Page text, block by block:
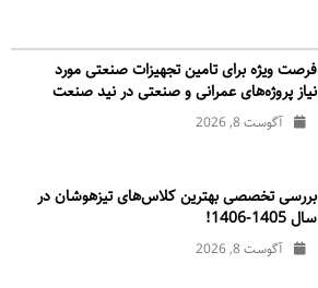
فرصت ویژه برای تامین تجهیزات صنعتی مورد
نیاز پروژه‌های عمرانی و صنعتی در نید صنعت
آگوست 8, 2026
بررسی تخصصی بهترین کلاس‌های تیزهوشان در
سال 1405-1406!
آگوست 8, 2026